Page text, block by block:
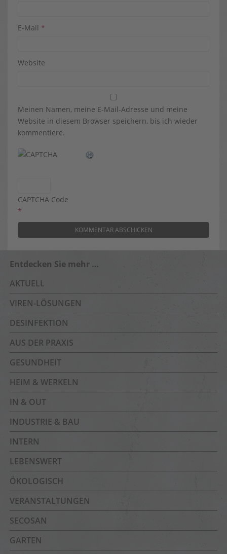
E-Mail *
Website
Meinen Namen, meine E-Mail-Adresse und meine
Website in diesem Browser speichern, bis ich wieder
kommentiere.
CAPTCHA Code
*
Entdecken Sie mehr …
AKTUELL
VIREN-LÖSUNGEN
DESINFEKTION
AUS DER PRAXIS
GESUNDHEIT
HEIM & WERKELN
IN & OUT
INDUSTRIE & BAU
INTERN
LEBENSWERT
ÖKOLOGISCH
VERANSTALTUNGEN
SECOSAN
GARTEN